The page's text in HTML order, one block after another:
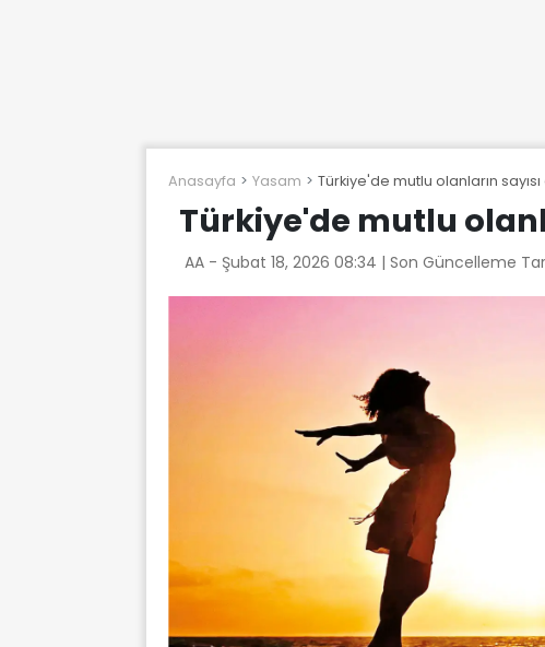
Anasayfa Yasam Türkiye'de mutlu olanların sayısı
Türkiye'de mutlu
AA - Şubat 18, 2026 08:34 | Son Güncelleme